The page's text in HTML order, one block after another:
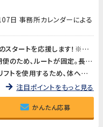
日 事務所カレンダーによる
入社祝い金最大6万円！新生活のスタートを応援します！※支給規定あり
《毎日同じルート》工場間の定期便のため、ルートが固定。長距離・不規則な運行はありません♪
《手積み・手降しなし》フォークリフトを使用するため、体への負担が少なく長く働けます！
注目ポイントをもっと見る
かんたん応募